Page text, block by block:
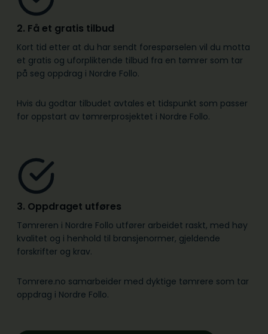
2. Få et gratis tilbud
Kort tid etter at du har sendt forespørselen vil du motta
et gratis og uforpliktende tilbud fra en tømrer som tar
på seg oppdrag i Nordre Follo.
Hvis du godtar tilbudet avtales et tidspunkt som passer
for oppstart av tømrerprosjektet i Nordre Follo.
3. Oppdraget utføres
Tømreren i Nordre Follo utfører arbeidet raskt, med høy
kvalitet og i henhold til bransje­normer, gjeldende
forskrifter og krav.
Tomrere.no samarbeider med dyktige tømrere som tar
oppdrag i Nordre Follo.